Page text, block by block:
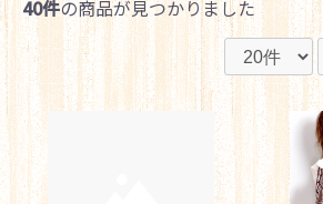
40件の商品が見つかりました